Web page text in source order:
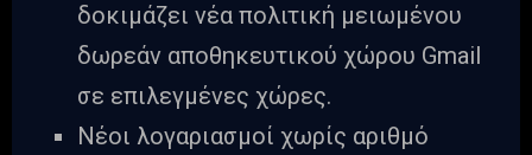
δοκιμάζει νέα πολιτική μειωμένου
δωρεάν αποθηκευτικού χώρου Gmail
σε επιλεγμένες χώρες.
Νέοι λογαριασμοί χωρίς αριθμό